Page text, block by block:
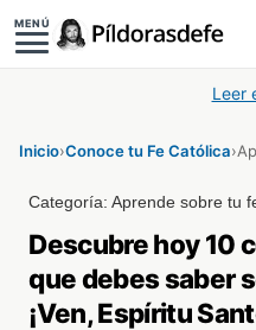
MENÚ
Leer
Inicio›Conoce tu Fe Católica›
Categoría:Aprende sobre tu
Descubre hoy 10
que debes saber
¡Ven, Espíritu